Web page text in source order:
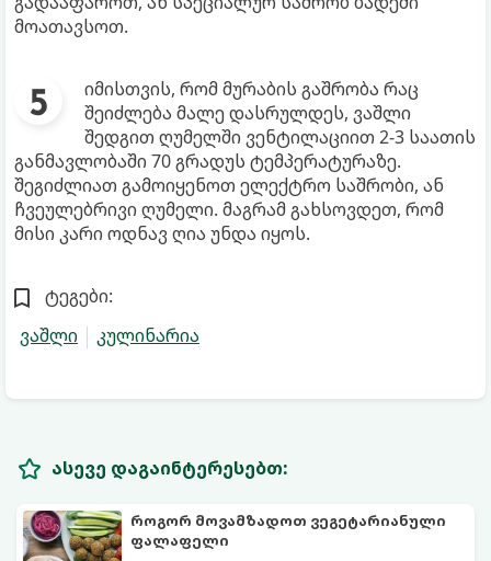
მოათავსოთ.
იმისთვის, რომ მურაბის გაშრობა რაც
შეიძლება მალე დასრულდეს, ვაშლი
შედგით ღუმელში ვენტილაციით 2-3 საათის
განმავლობაში 70 გრადუს ტემპერატურაზე.
შეგიძლიათ გამოიყენოთ ელექტრო საშრობი, ან
ჩვეულებრივი ღუმელი. მაგრამ გახსოვდეთ, რომ
მისი კარი ოდნავ ღია უნდა იყოს.
ტეგები:
ვაშლი
კულინარია
ასევე დაგაინტერესებთ:
როგორ მოვამზადოთ ვეგეტარიანული
ფალაფელი